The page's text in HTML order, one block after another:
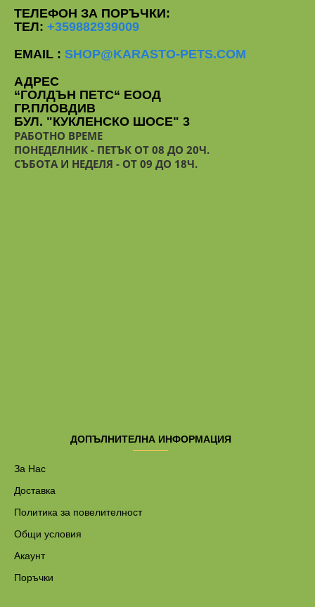
ТЕЛЕФОН ЗА ПОРЪЧКИ:
ТЕЛ: +359882939009
EMAIL : SHOP@KARASTO-PETS.COM
АДРЕС
“ГОЛДЪН ПЕТС“ ЕООД
ГР.ПЛОВДИВ
БУЛ. "КУКЛЕНСКО ШОСЕ" 3
РАБОТНО ВРЕМЕ
ПОНЕДЕЛНИК - ПЕТЪК ОТ 08 ДО 20Ч.
СЪБОТА И НЕДЕЛЯ - ОТ 09 ДО 18Ч.
ДОПЪЛНИТЕЛНА ИНФОРМАЦИЯ
За Нас
Доставка
Политика за повелителност
Общи условия
Акаунт
Поръчки